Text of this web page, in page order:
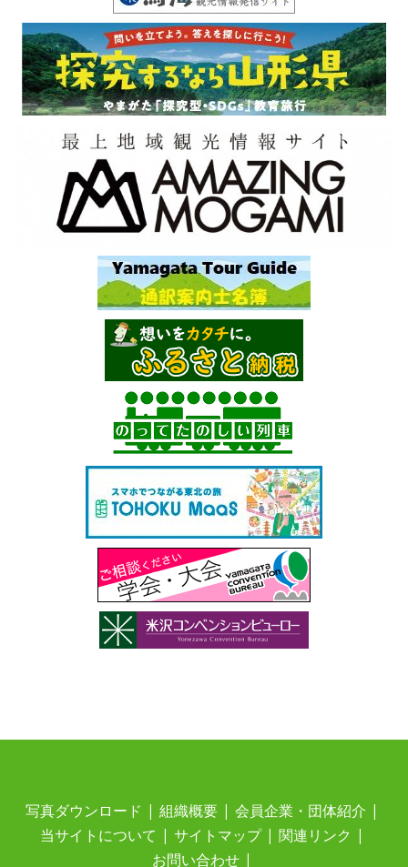
写真ダウンロード 組織概要
会員企業・団体紹介
当サイトについて
サイトマップ
関連リンク
お問い合わせ